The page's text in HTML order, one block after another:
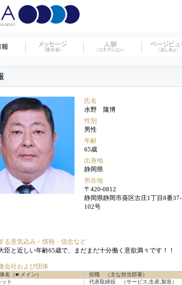
氏名
水野 隆博
性別
男性
年齢
65歳
出身地
静岡県
所在地
〒420-0812
静岡県静岡市葵区古庄1丁目8番37-
102号
る意気込み・情熱・信念など
臣と近しい年齢65歳で、まだまだ十分働く意欲満々です！！
会社および団体
名（■:メイン） 役職 （主な担当部署）
ト
代表取締役 （サービス,生産,製造）